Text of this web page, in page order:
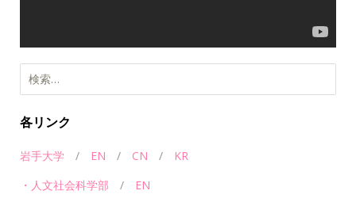
各リンク
岩手大学 / EN / CN / KR
・人文社会科学部 / EN